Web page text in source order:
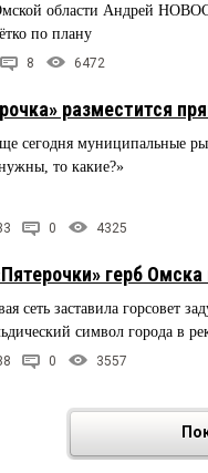
области Андрей
по плану
8 6472
разместится
сегодня муниципальные
то какие?»
0 4325
герб Омска
сеть заставила горсовет
символ города в
0 3557